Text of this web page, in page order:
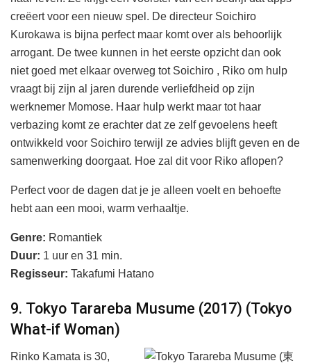
creëert voor een nieuw spel. De directeur Soichiro
Kurokawa is bijna perfect maar komt over als behoorlijk
arrogant. De twee kunnen in het eerste opzicht dan ook
niet goed met elkaar overweg tot Soichiro , Riko om hulp
vraagt bij zijn al jaren durende verliefdheid op zijn
werknemer Momose. Haar hulp werkt maar tot haar
verbazing komt ze erachter dat ze zelf gevoelens heeft
ontwikkeld voor Soichiro terwijl ze advies blijft geven en de
samenwerking doorgaat. Hoe zal dit voor Riko aflopen?
Perfect voor de dagen dat je je alleen voelt en behoefte
hebt aan een mooi, warm verhaaltje.
Genre: Romantiek
Duur: 1 uur en 31 min.
Regisseur: Takafumi Hatano
9. Tokyo Tarareba Musume (2017) (Tokyo
What-if Woman)
Rinko Kamata is 30,